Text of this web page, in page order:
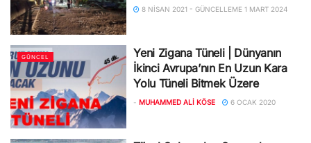
8 NISAN 2021 - GÜNCELLEME 1 MART 2024
GÜNCEL
Yeni Zigana Tüneli | Dünyanın
İkinci Avrupa’nın En Uzun Kara
Yolu Tüneli Bitmek Üzere
- MUHAMMED ALI KÖSE 6 OCAK 2020